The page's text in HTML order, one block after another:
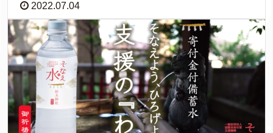
2022.07.04